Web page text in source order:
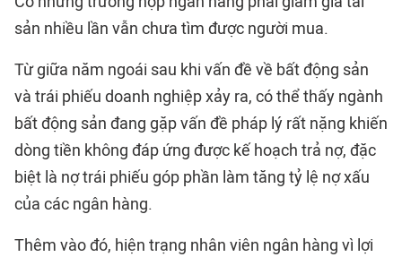
sản nhiều lần vẫn chưa tìm được người mua.
Từ giữa năm ngoái sau khi vấn đề về bất động sản
và trái phiếu doanh nghiệp xảy ra, có thể thấy ngành
bất động sản đang gặp vấn đề pháp lý rất nặng khiến
dòng tiền không đáp ứng được kế hoạch trả nợ, đặc
biệt là nợ trái phiếu góp phần làm tăng tỷ lệ nợ xấu
của các ngân hàng.
Thêm vào đó, hiện trạng nhân viên ngân hàng vì lợi